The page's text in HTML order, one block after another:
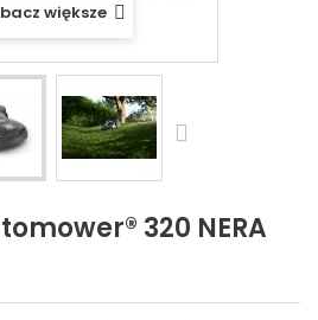
większe
320 NERA